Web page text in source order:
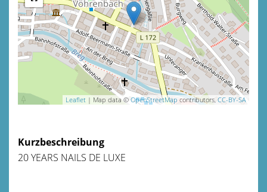
Leaflet | Map data © OpenStreetMap contributors, CC-BY-SA
Kurzbeschreibung
20 YEARS NAILS DE LUXE